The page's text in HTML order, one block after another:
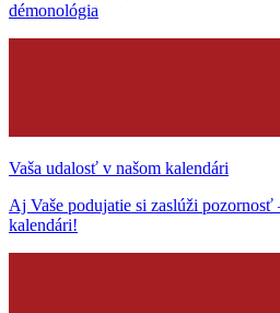
démonológia
Vaša udalosť v našom kalendári
Aj Vaše podujatie si zaslúži
kalendári!